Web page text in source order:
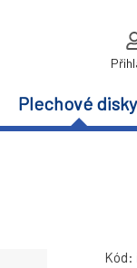
Plechové disky
Kód: